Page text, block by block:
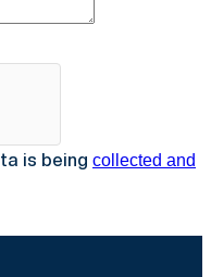
is being collected and